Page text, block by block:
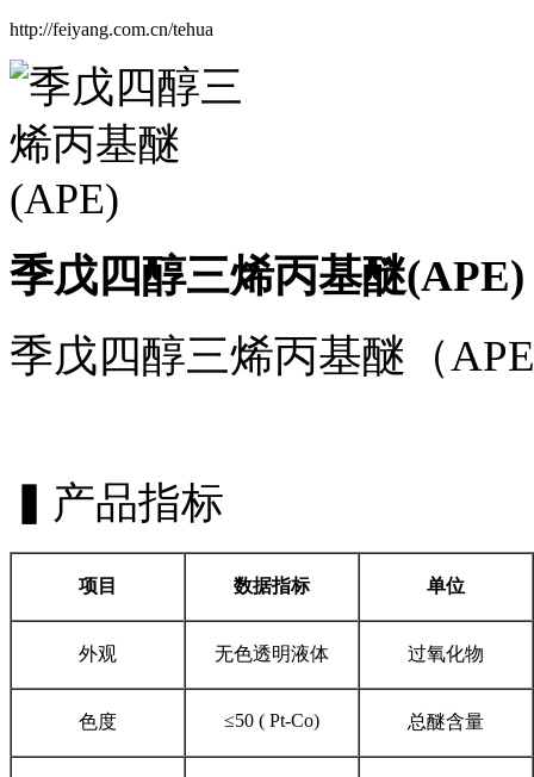
http://feiyang.com.cn/tehua
季戊四醇三烯丙基醚(APE)
季戊四醇三烯丙基醚（
▍产品指标
项目 数据指标 单位
外观 无色透明液体 过氧化物
色度 ≤50 ( Pt-Co) 总醚含量